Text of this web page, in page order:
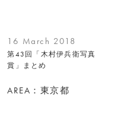
16 March 2018
第43回「木村伊兵衛写真
賞」まとめ
AREA：東京都